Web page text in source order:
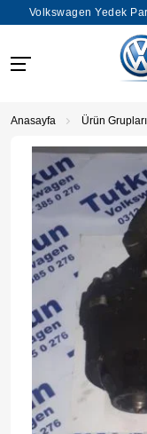
Volkswagen Yedek
Anasayfa Ürün Grupları